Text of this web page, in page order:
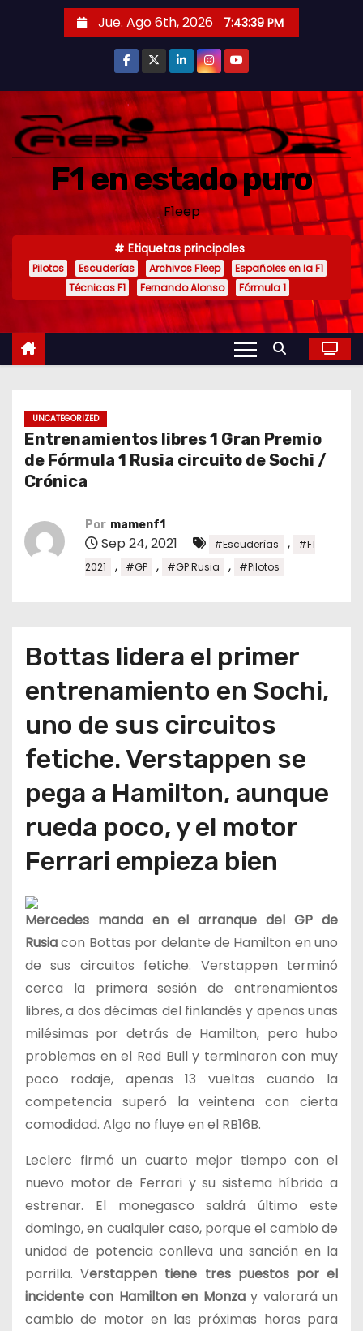
i
Jue. Ago 6th, 2026 7:43:41 PM
F1 en estado puro
F1eep
Etiquetas principales
Pilotos Escuderías Archivos F1eep
Españoles en la F1
Técnicas F1
Fernando Alonso Fórmula 1
UNCATEGORIZED
Entrenamientos libres 1 Gran Premio
de Fórmula 1 Rusia circuito de Sochi /
Crónica
Por mamenf1
Sep 24, 2021 #Escuderías ,
#F1
2021
, #GP , #GP Rusia , #Pilotos
Bottas lidera el primer
entrenamiento en Sochi,
uno de sus circuitos
fetiche. Verstappen se
pega a Hamilton, aunque
rueda poco, y el motor
Ferrari empieza bien
Mercedes manda en el arranque del GP de
Rusiacon Bottas por delante de Hamilton en uno
de sus circuitos fetiche. Verstappen terminó
cerca la primera sesión de entrenamientos
libres, a dos décimas del finlandés y apenas unas
milésimas por detrás de Hamilton, pero hubo
problemas en el Red Bull y terminaron con muy
poco rodaje, apenas 13 vueltas cuando la
competencia superó la veintena con cierta
comodidad. Algo no fluye en el RB16B.
Leclerc firmó un cuarto mejor tiempo con el
nuevo motor de Ferrari y su sistema híbrido a
estrenar. El monegasco saldrá último este
domingo, en cualquier caso, porque el cambio de
unidad de potencia conlleva una sanción en la
parrilla. Verstappen tiene tres puestos por el
incidente con Hamilton en Monzay valorará un
cambio de motor en las próximas horas para